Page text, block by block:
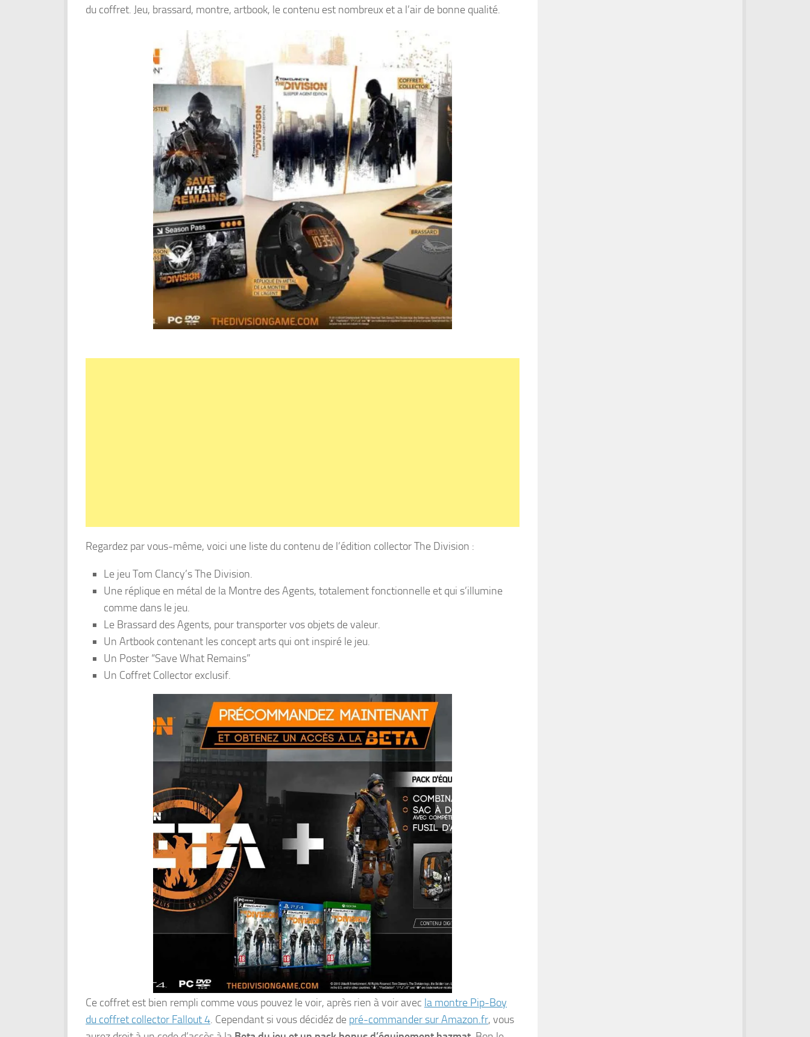
du coffret. Jeu, brassard, montre, artbook, le contenu est nombreux et a l’air de bonne qualité.
Regardez par vous-même, voici une liste du contenu de l’édition collector The Division :
Le jeu Tom Clancy’s The Division.
Une réplique en métal de la Montre des Agents, totalement fonctionnelle et qui s’illumine
comme dans le jeu.
Le Brassard des Agents, pour transporter vos objets de valeur.
Un Artbook contenant les concept arts qui ont inspiré le jeu.
Un Poster “Save What Remains”
Un Coffret Collector exclusif.
Ce coffret est bien rempli comme vous pouvez le voir, après rien à voir avec la montre Pip-Boy
du coffret collector Fallout 4. Cependant si vous décidéz de pré-commander sur Amazon.fr, vous